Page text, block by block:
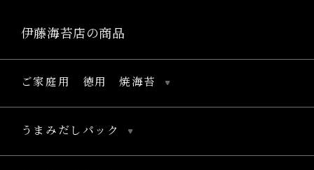
伊藤海苔店の商品
ご家庭用 徳用 焼海苔
うまみだしパック